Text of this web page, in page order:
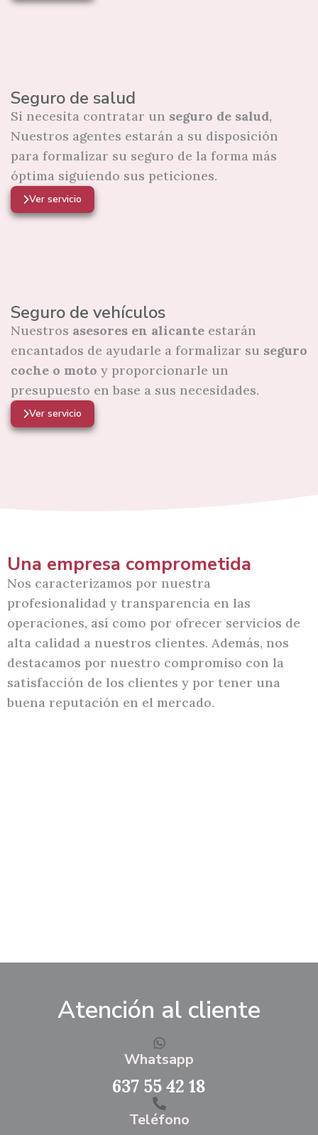
Seguro de salud
Si necesita contratar un seguro de salud,
Nuestros agentes estarán a su disposición
para formalizar su seguro de la forma más
óptima siguiendo sus peticiones.
Ver servicio
Seguro de vehículos
Nuestros asesores en alicante estarán
encantados de ayudarle a formalizar su seguro
coche o moto y proporcionarle un
presupuesto en base a sus necesidades.
Ver servicio
Una empresa comprometida
Nos caracterizamos por nuestra
profesionalidad y transparencia en las
operaciones, así como por ofrecer servicios de
alta calidad a nuestros clientes. Además, nos
destacamos por nuestro compromiso con la
satisfacción de los clientes y por tener una
buena reputación en el mercado.
Atención al cliente
Whatsapp
637 55 42 18
Teléfono